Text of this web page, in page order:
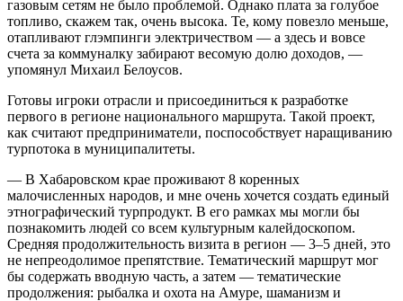
газовым сетям не было проблемой. Однако плата за голубое
топливо, скажем так, очень высока. Те, кому повезло меньше,
отапливают глэмпинги электричеством — а здесь и вовсе
счета за коммуналку забирают весомую долю доходов, —
упомянул Михаил Белоусов.
Готовы игроки отрасли и присоединиться к разработке
первого в регионе национального маршрута. Такой проект,
как считают предприниматели, поспособствует наращиванию
турпотока в муниципалитеты.
— В Хабаровском крае проживают 8 коренных
малочисленных народов, и мне очень хочется создать единый
этнографический турпродукт. В его рамках мы могли бы
познакомить людей со всем культурным калейдоскопом.
Средняя продолжительность визита в регион — 3–5 дней, это
не непреодолимое препятствие. Тематический маршрут мог
бы содержать вводную часть, а затем — тематические
продолжения: рыбалка и охота на Амуре, шаманизм и